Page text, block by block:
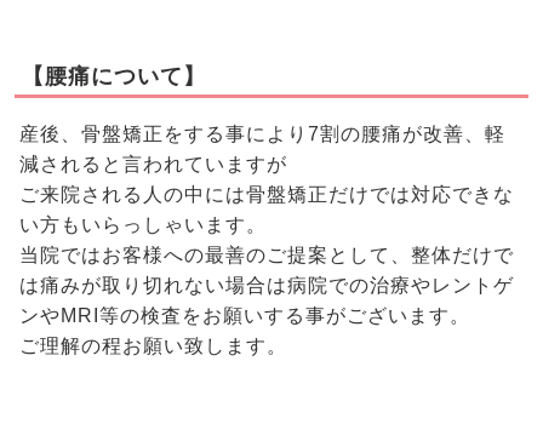
【腰痛について】
産後、骨盤矯正をする事により7割の腰痛が改善、軽
減されると言われていますが
ご来院される人の中には骨盤矯正だけでは対応できな
い方もいらっしゃいます。
当院ではお客様への最善のご提案として、整体だけで
は痛みが取り切れない場合は病院での治療やレントゲ
ンやMRI等の検査をお願いする事がございます。
ご理解の程お願い致します。